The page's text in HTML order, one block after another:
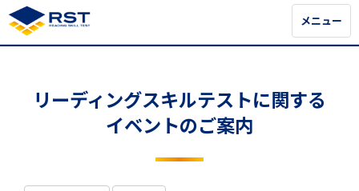
メニュー
メニュー
リーディングスキルテストに関する
イベントのご案内